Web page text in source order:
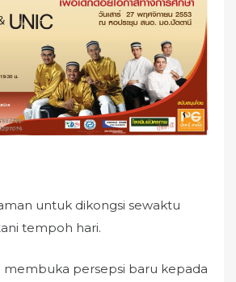
untuk dikongsi sewaktu
tempoh hari.
membuka persepsi baru kepada